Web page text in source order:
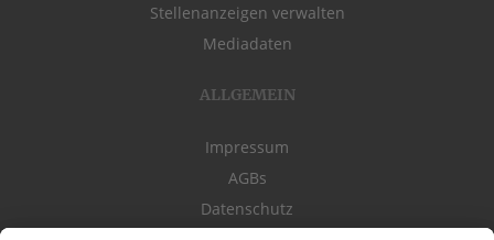
Stellenanzeigen verwalten
Mediadaten
ALLGEMEIN
Impressum
AGBs
Datenschutz